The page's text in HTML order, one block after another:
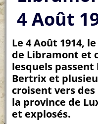
4 Août
Le 4 Août 1914,
de Libramont et
lesquels passent
Bertrix et
croisent vers
la province de
et explosés.